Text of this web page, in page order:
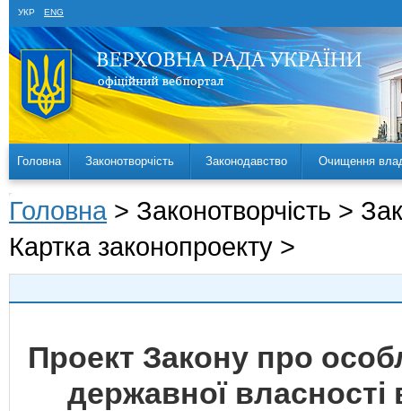
УКР ENG
Головна Законотворчість Законодавство Очищення
Головна > Законотворчість >
Картка законопроекту >
Проект Закону про
державної